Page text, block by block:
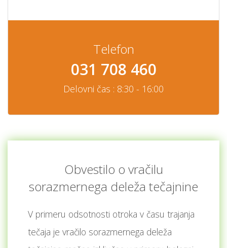
Telefon
031 708 460
Delovni čas : 8:30 - 16:00
Obvestilo o vračilu
sorazmernega deleža tečajnine
V primeru odsotnosti otroka v času trajanja
tečaja je vračilo sorazmernega deleža